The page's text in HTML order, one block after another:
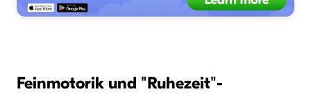
Feinmotorik und "Ruhezeit"-